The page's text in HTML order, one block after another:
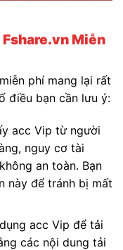
Miễn
phí mang lại rất
điều bạn cần lưu ý:
acc Vip từ người
nguy cơ tài
an toàn. Bạn
này để tránh bị mất
acc Vip để tải
các nội dung tải